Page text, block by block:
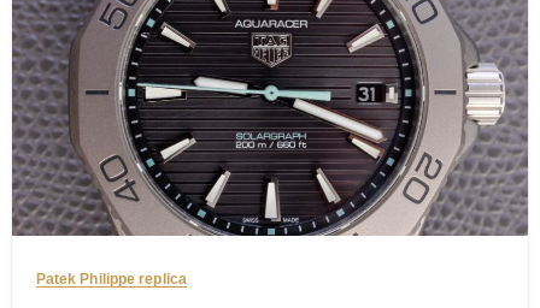
Patek Philippe replica